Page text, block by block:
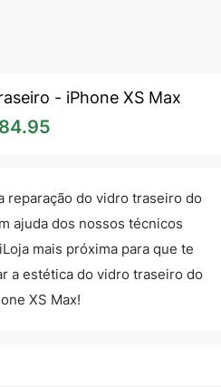
- iPhone XS Max
84.95
reparação do vidro traseiro do
ajuda dos nossos técnicos
mais próxima para que te
a estética do vidro traseiro do
XS Max!